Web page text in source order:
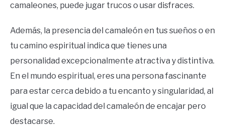
camaleones, puede jugar trucos o usar disfraces.
Además, la presencia del camaleón en tus sueños o en
tu camino espiritual indica que tienes una
personalidad excepcionalmente atractiva y distintiva.
En el mundo espiritual, eres una persona fascinante
para estar cerca debido a tu encanto y singularidad, al
igual que la capacidad del camaleón de encajar pero
destacarse.